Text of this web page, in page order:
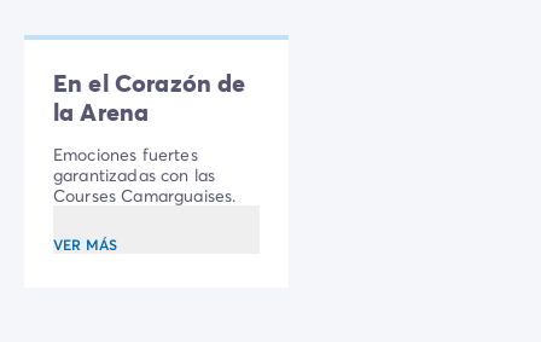
En el Corazón de
la Arena
Emociones fuertes
garantizadas con las
Courses Camarguaises.
VER MÁS